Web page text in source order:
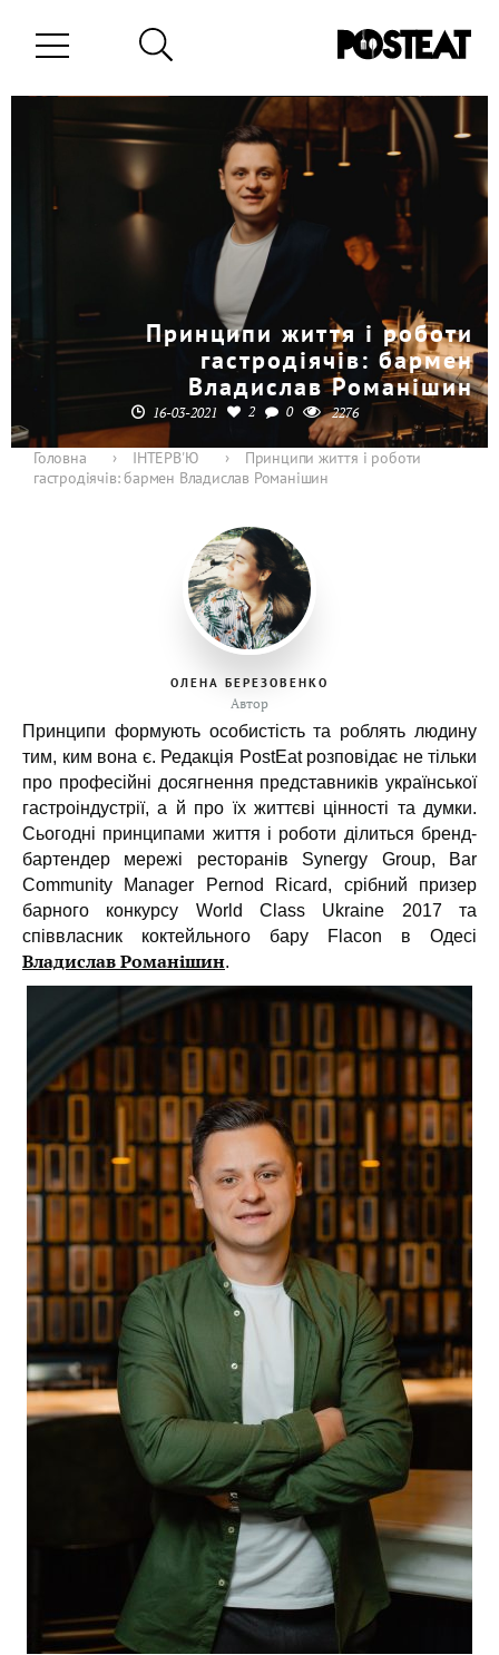
Принципи життя і роботи
гастродіячів: бармен
Владислав Романішин
16-03-2021 2 0 2276
Головна › ІНТЕРВ'Ю ›
Принципи життя і роботи
гастродіячів: бармен Владислав Романішин
ОЛЕНА БЕРЕЗОВЕНКО
Автор
Принципи формують особистість та роблять людину
тим, ким вона є. Редакція PostEat розповідає не тільки
про професійні досягнення представників української
гастроіндустрії, а й про їх життєві цінності та думки.
Сьогодні принципами життя і роботи ділиться бренд-
бартендер мережі ресторанів Synergy Group, Bar
Community Manager Pernod Ricard, срібний призер
барного конкурсу World Class Ukraine 2017 та
співвласник коктейльного бару Flacon в Одесі
Владислав Романішин.